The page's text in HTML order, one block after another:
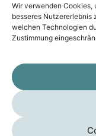
Wir verwenden Cookies,
besseres Nutzererlebnis
welchen Technologien
Zustimmung
Unsere
E-Mail:
am Traunsee,